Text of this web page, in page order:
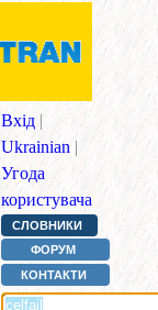
Вхід |
Ukrainian |
Угода
користувача
СЛОВНИКИ
ФОРУМ
КОНТАКТИ